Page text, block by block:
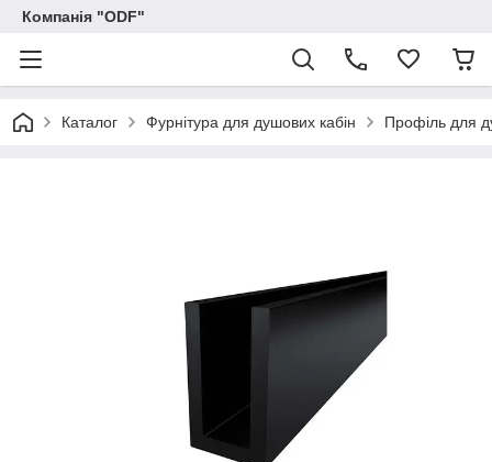
Компанія "ODF"
Каталог Фурнітура для душових кабін Профіль для